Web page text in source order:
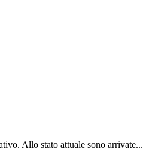
Allo stato attuale sono arrivate...